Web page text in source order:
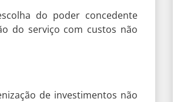
do poder concedente
do serviço com custos não
de investimentos não